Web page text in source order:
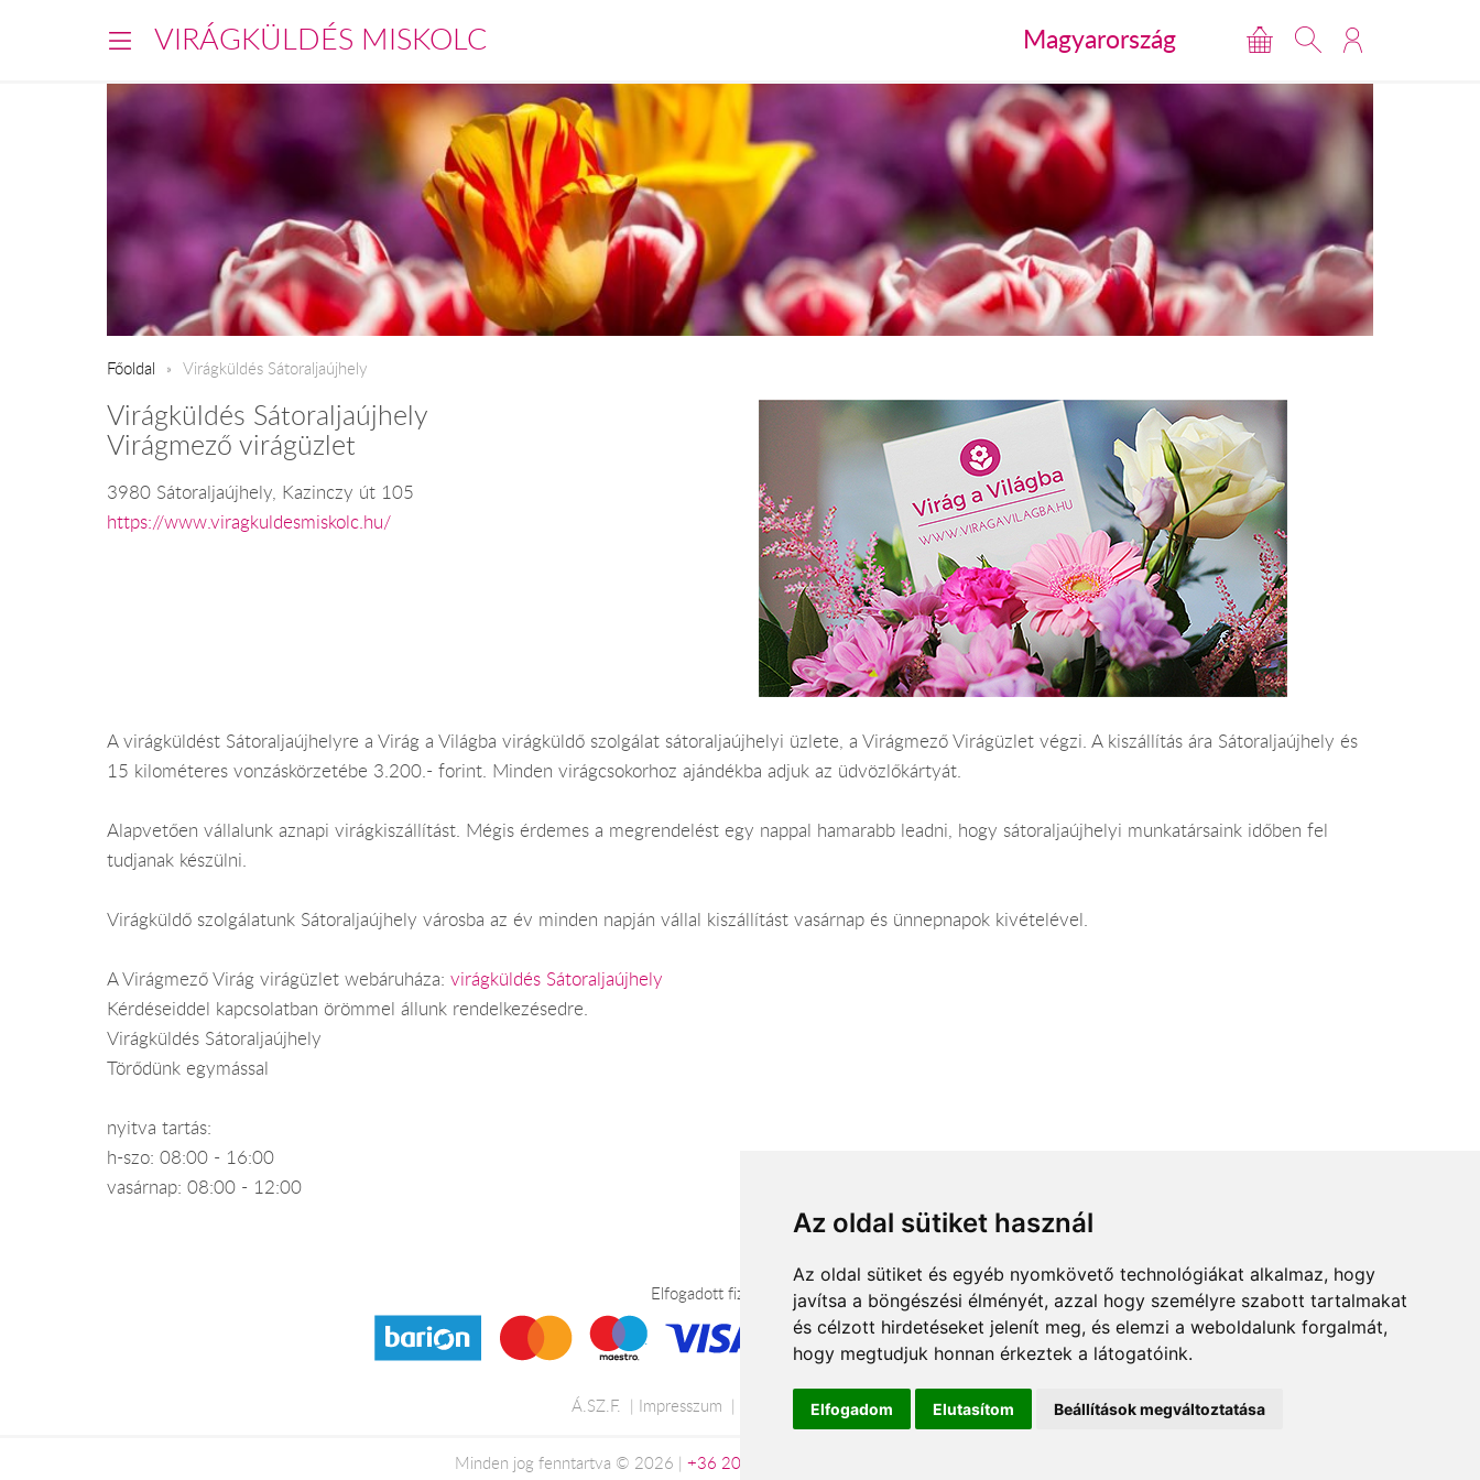
Az oldal sütiket használ
Az oldal sütiket és egyéb nyomkövető technológiákat alkalmaz, hogy
javítsa a böngészési élményét, azzal hogy személyre szabott tartalmakat
és célzott hirdetéseket jelenít meg, és elemzi a weboldalunk forgalmát,
hogy megtudjuk honnan érkeztek a látogatóink.
Elfogadom Elutasítom Beállítások megváltoztatása
VIRÁGKÜLDÉS MISKOLC Magyarország
Főoldal Virágküldés Sátoraljaújhely
Virágküldés Sátoraljaújhely
Virágmező virágüzlet
3980 Sátoraljaújhely, Kazinczy út 105
https://www.viragkuldesmiskolc.hu/
A virágküldést Sátoraljaújhelyre a Virág a Világba virágküldő szolgálat sátoraljaújhelyi üzlete, a Virágmező Virágüzlet végzi. A kiszállítás ára Sátoraljaújhely és
15 kilométeres vonzáskörzetébe 3.200.- forint. Minden virágcsokorhoz ajándékba adjuk az üdvözlőkártyát.
Alapvetően vállalunk aznapi virágkiszállítást. Mégis érdemes a megrendelést egy nappal hamarabb leadni, hogy sátoraljaújhelyi munkatársaink időben fel
tudjanak készülni.
Virágküldő szolgálatunk Sátoraljaújhely városba az év minden napján vállal kiszállítást vasárnap és ünnepnapok kivételével.
A Virágmező Virág virágüzlet webáruháza: virágküldés Sátoraljaújhely
Kérdéseiddel kapcsolatban örömmel állunk rendelkezésedre.
Virágküldés Sátoraljaújhely
Törődünk egymással
nyitva tartás:
h-szo: 08:00 - 16:00
vasárnap: 08:00 - 12:00
Elfogadott fizetési módok
Á.SZ.F. Impresszum Adatkezelési tájékoztató
Minden jog fenntartva © 2026 | +36 20 488-8362